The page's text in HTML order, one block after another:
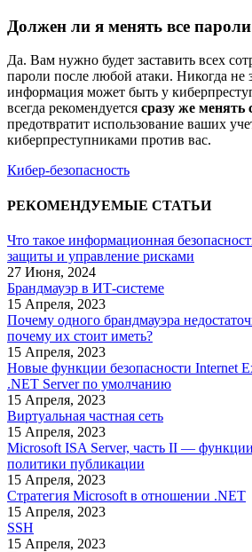
Должен ли я менять все
Да. Вам нужно будет заставить всех
пароли после любой атаки. Никогда не
информация может быть у
всегда рекомендуется сразу же менять
предотвратит использование ваших
киберпреступниками против вас.
Кибер-безопасность
РЕКОМЕНДУЕМЫЕ СТАТЬИ
Что такое информационная
защиты и управление рисками
27 Июня, 2024
Брандмауэр в ИТ-системе
15 Апреля, 2023
Почему одного брандмауэра
почему их стоит иметь?
15 Апреля, 2023
Новые функции безопасности Internet
.NET Server по умолчанию
15 Апреля, 2023
Виртуальная частная сеть
15 Апреля, 2023
Microsoft ISA Server, часть II —
политики публикации
15 Апреля, 2023
Стратегия Microsoft в отношении .NET
15 Апреля, 2023
SSH
15 Апреля, 2023